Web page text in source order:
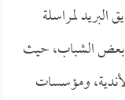
لمراسلة
بعض الشباب، حيث
ومؤسسات